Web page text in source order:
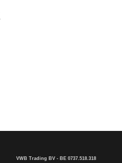
VWB Trading BV - BE 0737.518.318